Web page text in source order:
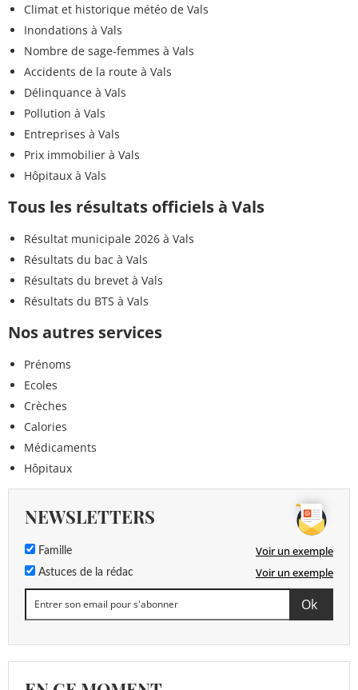
Climat et historique météo de Vals
Inondations à Vals
Nombre de sage-femmes à Vals
Accidents de la route à Vals
Délinquance à Vals
Pollution à Vals
Entreprises à Vals
Prix immobilier à Vals
Hôpitaux à Vals
Tous les résultats officiels à Vals
Résultat municipale 2026 à Vals
Résultats du bac à Vals
Résultats du brevet à Vals
Résultats du BTS à Vals
Nos autres services
Prénoms
Ecoles
Crèches
Calories
Médicaments
Hôpitaux
NEWSLETTERS
Famille Voir un exemple
Astuces de la rédac Voir un exemple